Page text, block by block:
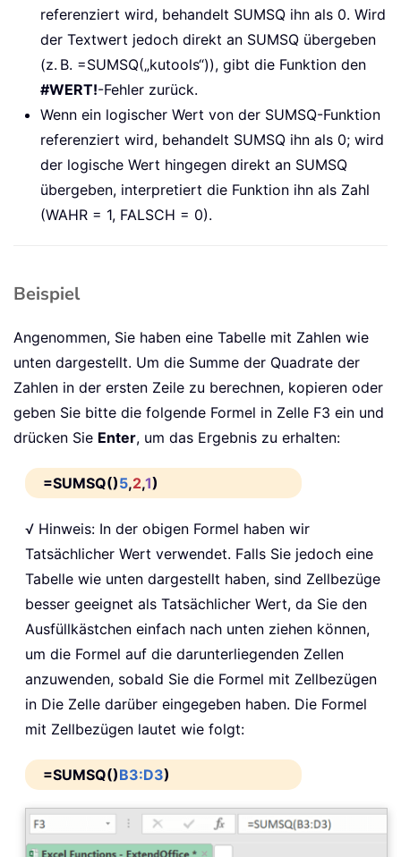
referenziert wird, behandelt SUMSQ ihn als 0. Wird
der Textwert jedoch direkt an SUMSQ übergeben
(z. B. =SUMSQ(„kutools“)), gibt die Funktion den
#WERT!-Fehler zurück.
Wenn ein logischer Wert von der SUMSQ-Funktion
referenziert wird, behandelt SUMSQ ihn als 0; wird
der logische Wert hingegen direkt an SUMSQ
übergeben, interpretiert die Funktion ihn als Zahl
(WAHR = 1, FALSCH = 0).
Beispiel
Angenommen, Sie haben eine Tabelle mit Zahlen wie
unten dargestellt. Um die Summe der Quadrate der
Zahlen in der ersten Zeile zu berechnen, kopieren oder
geben Sie bitte die folgende Formel in Zelle F3 ein und
drücken Sie Enter, um das Ergebnis zu erhalten:
=SUMSQ()5,2,1)
√ Hinweis: In der obigen Formel haben wir
Tatsächlicher Wert verwendet. Falls Sie jedoch eine
Tabelle wie unten dargestellt haben, sind Zellbezüge
besser geeignet als Tatsächlicher Wert, da Sie den
Ausfüllkästchen einfach nach unten ziehen können,
um die Formel auf die darunterliegenden Zellen
anzuwenden, sobald Sie die Formel mit Zellbezügen
in Die Zelle darüber eingegeben haben. Die Formel
mit Zellbezügen lautet wie folgt:
=SUMSQ()B3:D3)